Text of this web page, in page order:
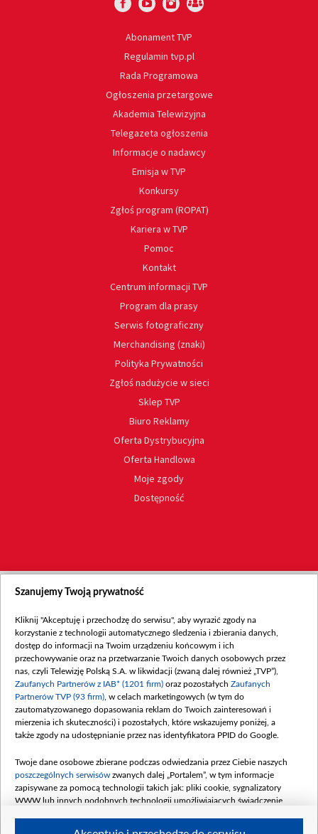
Abonament TVP
Regulamin tvp.pl
Rada Programowa
Ogłoszenia przetargowe
Akademia Telewizyjna
Telegazeta ogłoszenia
Informacje o nadawcy
Emisja w TVP
Konkursy
Zgłoś program (ROPAT)
Kariera w TVP
Pomoc
Kontakt
Centrum informacji TVP
Program dla prasy
Serwis fotograficzny
Merchandising (znaki)
Polityka Prywatności
Zgłoś nadużycie w sieci
Sklep TVP
Biuro Reklamy
Oferta Dystrybucyjna
Oferta Handlowa
Moje zgody
Dostępność
Szanujemy Twoją prywatność
Kliknij "Akceptuję i przechodzę do serwisu", aby wyrazić zgody na
korzystanie z technologii automatycznego śledzenia i zbierania danych,
dostęp do informacji na Twoim urządzeniu końcowym i ich
przechowywanie oraz na przetwarzanie Twoich danych osobowych przez
nas, czyli Telewizję Polską S.A. w likwidacji (zwaną dalej również „TVP”),
Zaufanych Partnerów z IAB* (1201 firm) oraz pozostałych Zaufanych
Partnerów TVP (93 firm) , w celach marketingowych (w tym do
zautomatyzowanego dopasowania reklam do Twoich zainteresowań i
mierzenia ich skuteczności) i pozostałych, które wskazujemy poniżej, a
także zgody na udostępnianie przez nas identyfikatora PPID do Google.
Twoje dane osobowe zbierane podczas odwiedzania przez Ciebie naszych
poszczególnych serwisów zwanych dalej „Portalem”, w tym informacje
zapisywane za pomocą technologii takich jak: pliki cookie, sygnalizatory
WWW lub innych podobnych technologii umożliwiających świadczenie